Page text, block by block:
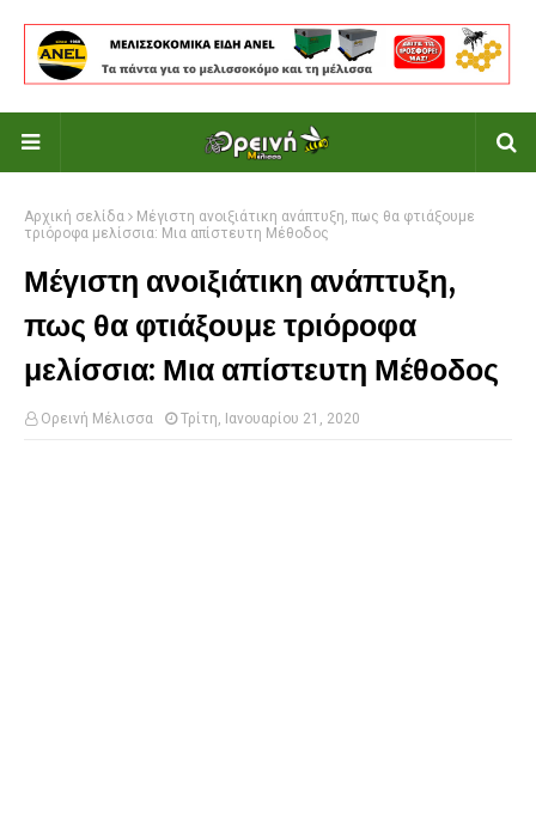
Αρχική σελίδα
Μέγιστη ανοιξιάτικη ανάπτυξη, πως θα φτιάξουμε
τριόροφα μελίσσια: Μια απίστευτη Μέθοδος
Μέγιστη ανοιξιάτικη ανάπτυξη,
πως θα φτιάξουμε τριόροφα
μελίσσια: Μια απίστευτη Μέθοδος
Ορεινή Μέλισσα Τρίτη, Ιανουαρίου 21, 2020